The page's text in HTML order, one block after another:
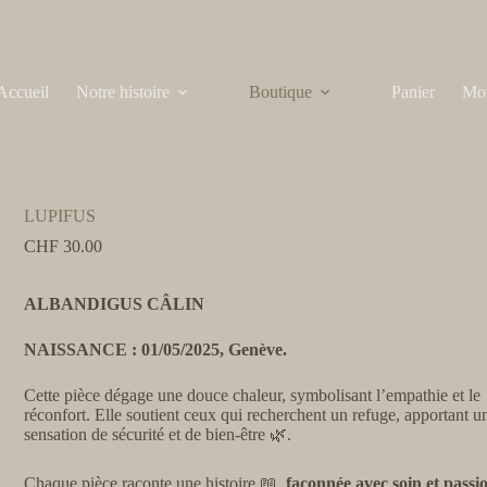
Notre histoire Boutique Panier
LUPIFUS
CHF30.00
ALBANDIGUS CÂLIN
NAISSANCE : 01/05/2025, Genève.
Cette pièce dégage une douce chaleur, symbolisant l’empathie et le
réconfort. Elle soutient ceux qui recherchent un refuge, apportant
sensation de sécurité et de bien-être 🌿.
Chaque pièce raconte une histoire 📖, façonnée avec soin et